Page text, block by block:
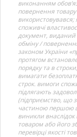
виконанням
повернення
споживчі
документ,
обміну /
законом України
протягом
порядку та в
вимагати
строк. вимоги
підлягають
(підприємство, що
частиною першою
виникли
товаром або його
перевірці якості